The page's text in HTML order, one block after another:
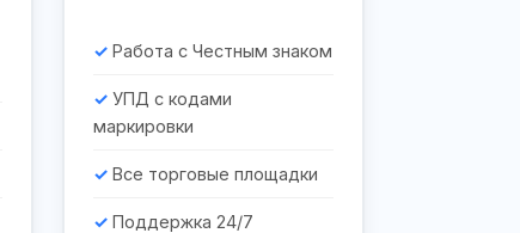
Работа с Честным знаком
УПД с кодами
маркировки
Все торговые площадки
Поддержка 24/7